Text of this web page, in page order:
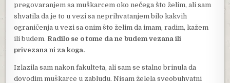
pregovaranjem sa muškarcem oko nečega što želim, ali sam
shvatila da je to u vezi sa neprihvatanjem bilo kakvih
ograničenja u vezi sa onim što želim da imam, radim, kažem
ili budem. Radilo se o tome da ne budem vezana ili
privezana ni za koga.
Izlazila sam nakon fakulteta, ali sam se stalno brinula da
dovodim muškarce u zabludu. Nisam želela sveobuhvatni